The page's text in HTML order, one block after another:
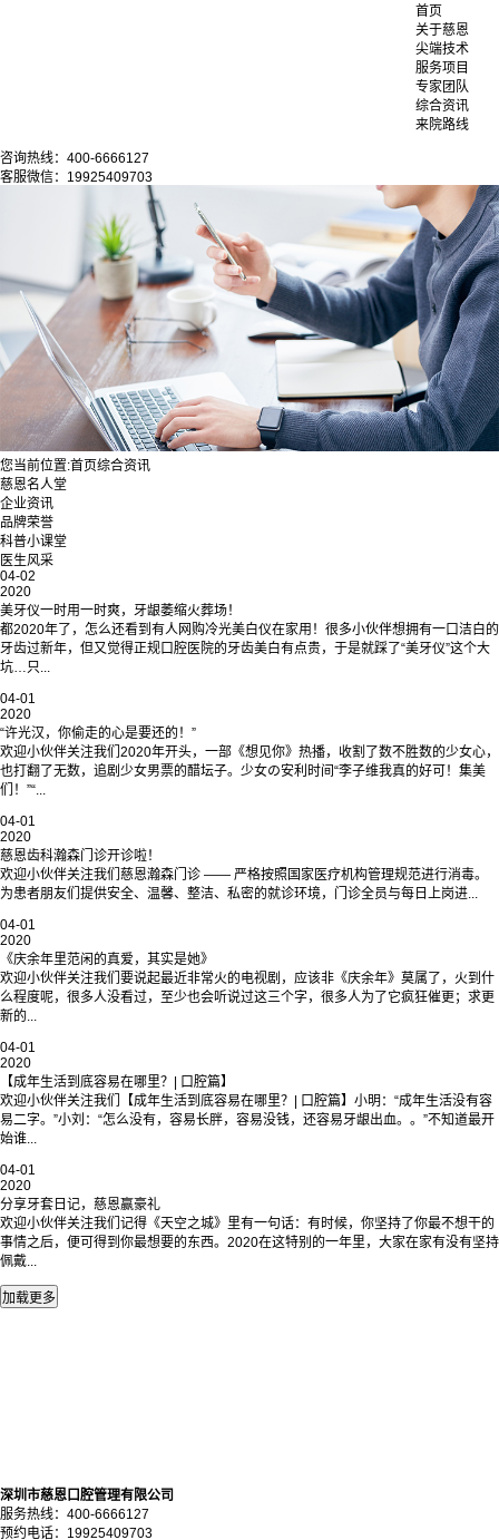
首页
关于慈恩
尖端技术
服务项目
专家团队
综合资讯
来院路线
咨询热线：400-6666127
客服微信：19925409703
您当前位置:首页综合资讯
慈恩名人堂
企业资讯
品牌荣誉
科普小课堂
医生风采
04-02
2020
美牙仪一时用一时爽，牙龈萎缩火葬场！
都2020年了，怎么还看到有人网购冷光美白仪在家用！很多小伙伴想拥有一口洁白的
牙齿过新年，但又觉得正规口腔医院的牙齿美白有点贵，于是就踩了“美牙仪”这个大
坑…只...
04-01
2020
“许光汉，你偷走的心是要还的！”
欢迎小伙伴关注我们2020年开头，一部《想见你》热播，收割了数不胜数的少女心，
也打翻了无数，追剧少女男票的醋坛子。少女の安利时间“李子维我真的好可！集美
们！”“...
04-01
2020
慈恩齿科瀚森门诊开诊啦！
欢迎小伙伴关注我们慈恩瀚森门诊 —— 严格按照国家医疗机构管理规范进行消毒。
为患者朋友们提供安全、温馨、整洁、私密的就诊环境，门诊全员与每日上岗进...
04-01
2020
《庆余年里范闲的真爱，其实是她》
欢迎小伙伴关注我们要说起最近非常火的电视剧，应该非《庆余年》莫属了，火到什
么程度呢，很多人没看过，至少也会听说过这三个字，很多人为了它疯狂催更；求更
新的...
04-01
2020
【成年生活到底容易在哪里？| 口腔篇】
欢迎小伙伴关注我们【成年生活到底容易在哪里？| 口腔篇】小明：“成年生活没有容
易二字。”小刘：“怎么没有，容易长胖，容易没钱，还容易牙龈出血。。”不知道最开
始谁...
04-01
2020
分享牙套日记，慈恩赢豪礼
欢迎小伙伴关注我们记得《天空之城》里有一句话：有时候，你坚持了你最不想干的
事情之后，便可得到你最想要的东西。2020在这特别的一年里，大家在家有没有坚持
佩戴...
深圳市慈恩口腔管理有限公司
服务热线：400-6666127
预约电话：19925409703